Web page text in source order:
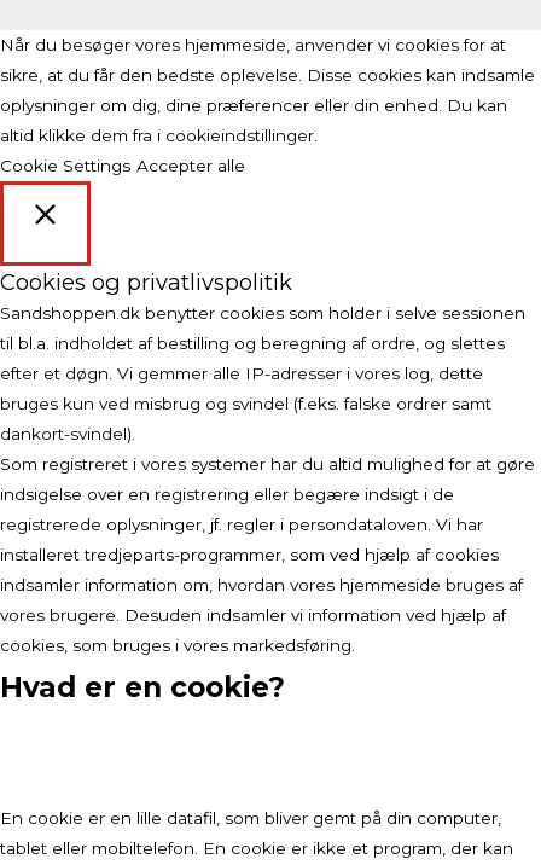
Når du besøger vores hjemmeside, anvender vi cookies for at
sikre, at du får den bedste oplevelse. Disse cookies kan indsamle
oplysninger om dig, dine præferencer eller din enhed. Du kan
altid klikke dem fra i cookieindstillinger.
Cookie Settings Accepter alle
Cookies og privatlivspolitik
Sandshoppen.dk benytter cookies som holder i selve sessionen
til bl.a. indholdet af bestilling og beregning af ordre, og slettes
efter et døgn. Vi gemmer alle IP-adresser i vores log, dette
bruges kun ved misbrug og svindel (f.eks. falske ordrer samt
dankort-svindel).
Som registreret i vores systemer har du altid mulighed for at gøre
indsigelse over en registrering eller begære indsigt i de
registrerede oplysninger, jf. regler i persondataloven. Vi har
installeret tredjeparts-programmer, som ved hjælp af cookies
indsamler information om, hvordan vores hjemmeside bruges af
vores brugere. Desuden indsamler vi information ved hjælp af
cookies, som bruges i vores markedsføring.
Hvad er en cookie?
En cookie er en lille datafil, som bliver gemt på din computer,
tablet eller mobiltelefon. En cookie er ikke et program, der kan